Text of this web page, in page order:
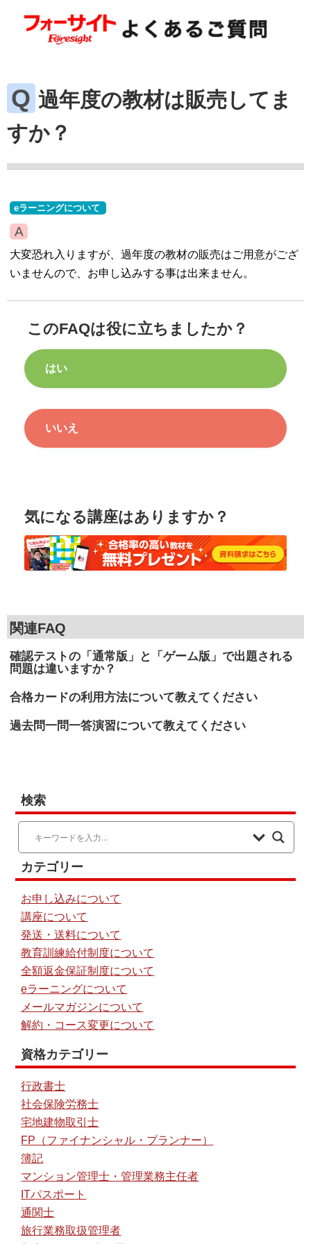
過年度の教材は販売してま
すか？
eラーニングについて
大変恐れ入りますが、過年度の教材の販売はご用意がござ
いませんので、お申し込みする事は出来ません。
このFAQは役に立ちましたか？
はい
いいえ
気になる講座はありますか？
関連FAQ
確認テストの「通常版」と「ゲーム版」で出題される
問題は違いますか？
合格カードの利用方法について教えてください
過去問一問一答演習について教えてください
検索
カテゴリー
お申し込みについて
講座について
発送・送料について
教育訓練給付制度について
全額返金保証制度について
eラーニングについて
メールマガジンについて
解約・コース変更について
資格カテゴリー
行政書士
社会保険労務士
宅地建物取引士
FP（ファイナンシャル・プランナー）
簿記
マンション管理士・管理業務主任者
ITパスポート
通関士
旅行業務取扱管理者